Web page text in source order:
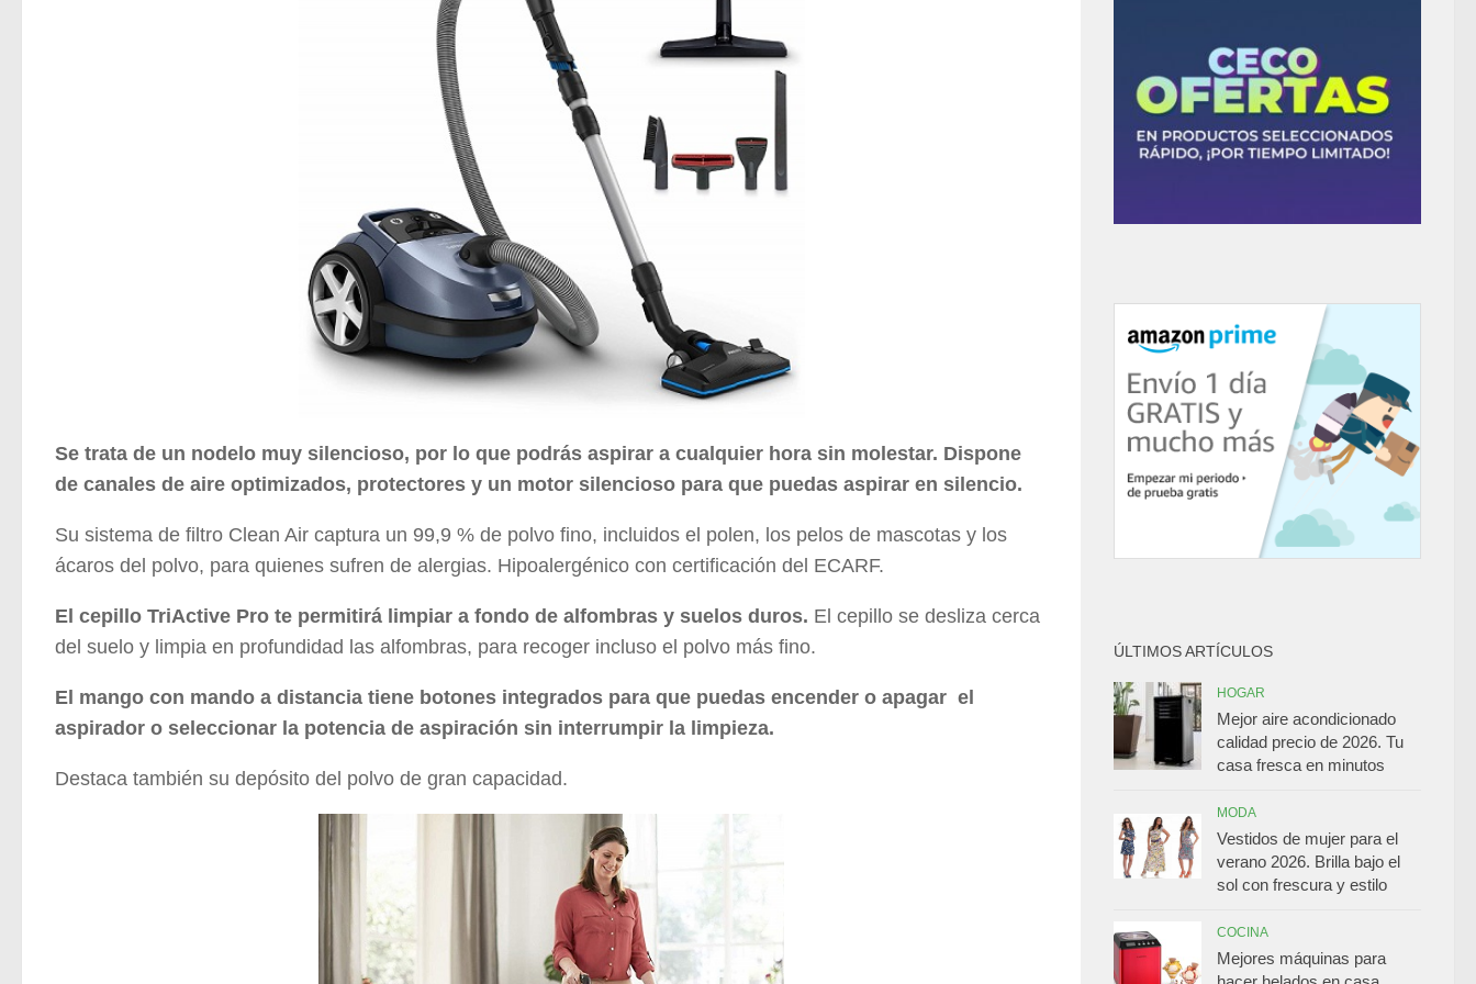
Se trata de un nodelo muy silencioso, por lo que podrás aspirar a cualquier hora sin molestar. Dispone
de canales de aire optimizados, protectores y un motor silencioso para que puedas aspirar en silencio.
Su sistema de filtro Clean Air captura un 99,9 % de polvo fino, incluidos el polen, los pelos de mascotas y los
ácaros del polvo, para quienes sufren de alergias. Hipoalergénico con certificación del ECARF.
El cepillo TriActive Pro te permitirá limpiar a fondo de alfombras y suelos duros. El cepillo se desliza cerca
del suelo y limpia en profundidad las alfombras, para recoger incluso el polvo más fino.
El mango con mando a distancia tiene botones integrados para que puedas encender o apagar el
aspirador o seleccionar la potencia de aspiración sin interrumpir la limpieza.
Destaca también su depósito del polvo de gran capacidad.
ÚLTIMOS ARTÍCULOS
HOGAR
Mejor aire acondicionado
calidad precio de 2026. Tu
casa fresca en minutos
MODA
Vestidos de mujer para el
verano 2026. Brilla bajo el
sol con frescura y estilo
COCINA
Mejores máquinas para